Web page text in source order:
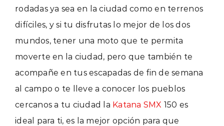
rodadas ya sea en la ciudad como en terrenos
difíciles, y si tu disfrutas lo mejor de los dos
mundos, tener una moto que te permita
moverte en la ciudad, pero que también te
acompañe en tus escapadas de fin de semana
al campo o te lleve a conocer los pueblos
cercanos a tu ciudad la Katana SMX 150 es
ideal para ti, es la mejor opción para que